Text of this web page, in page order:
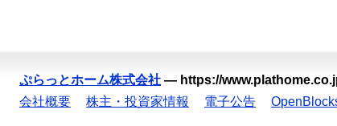
ぷらっとホーム株式会社 — https://
会社概要
株主・投資家情報 電子公告